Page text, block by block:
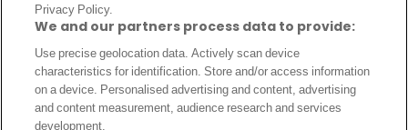
🚨⚠️ Liam Rosenior: “Estêvão was devastated… he was
crying at half time”.
“It looks like another hamstring injury”.
pic.twitter.com/Ui0caZDkqd
Privacy Policy.
We and our partners process data to provide:
Use precise geolocation data. Actively scan device
characteristics for identification. Store and/or access information
on a device. Personalised advertising and content, advertising
and content measurement, audience research and services
development.